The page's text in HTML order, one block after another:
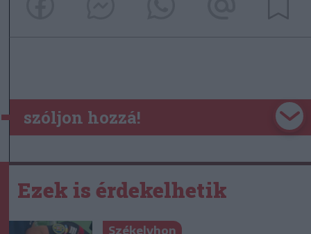
szóljon hozzá!
Ezek is érdekelhetik
Székelyhon